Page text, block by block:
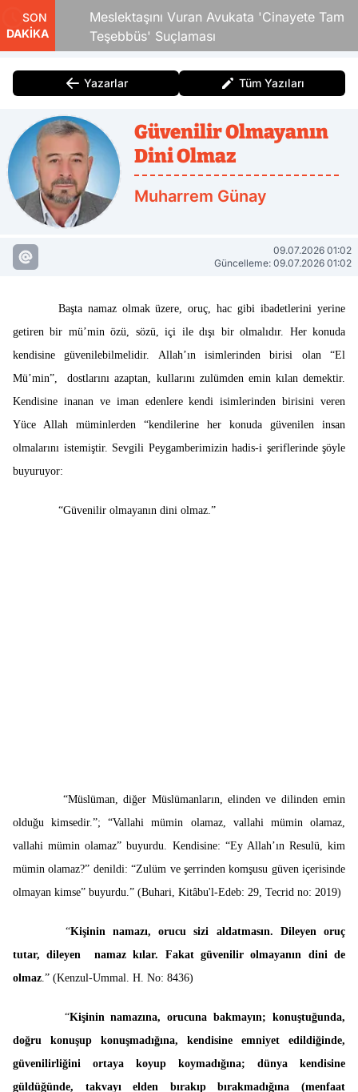
SON
DAKİKA
Meslektaşını Vuran Avukata 'Cinayete Tam
Teşebbüs' Suçlaması
Yazarlar Tüm Yazıları
Güvenilir Olmayanın
Dini Olmaz
Muharrem Günay
09.07.2026 01:02
Güncelleme: 09.07.2026 01:02
Başta namaz olmak üzere, oruç, hac gibi ibadetlerini yerine
getiren bir mü’min özü, sözü, içi ile dışı bir olmalıdır. Her konuda
kendisine güvenilebilmelidir. Allah’ın isimlerinden birisi olan “El
Mü’min”, dostlarını azaptan, kullarını zulümden emin kılan demektir.
Kendisine inanan ve iman edenlere kendi isimlerinden birisini veren
Yüce Allah müminlerden “kendilerine her konuda güvenilen insan
olmalarını istemiştir. Sevgili Peygamberimizin hadis-i şeriflerinde şöyle
buyuruyor:
“Güvenilir olmayanın dini olmaz.”
“Müslüman, diğer Müslümanların, elinden ve dilinden emin
olduğu kimsedir.”; “Vallahi mümin olamaz, vallahi mümin olamaz,
vallahi mümin olamaz” buyurdu. Kendisine: “Ey Allah’ın Resulü, kim
mümin olamaz?” denildi: “Zulüm ve şerrinden komşusu güven içerisinde
olmayan kimse” buyurdu.” (Buhari, Kitâbu'l-Edeb: 29, Tecrid no: 2019)
“Kişinin namazı, orucu sizi aldatmasın. Dileyen oruç
tutar, dileyen namaz kılar. Fakat güvenilir olmayanın dini de
olmaz.” (Kenzul-Ummal. H. No: 8436)
“Kişinin namazına, orucuna bakmayın; konuştuğunda,
doğru konuşup konuşmadığına, kendisine emniyet edildiğinde,
güvenilirliğini ortaya koyup koymadığına; dünya kendisine
güldüğünde, takvayı elden bırakıp bırakmadığına (menfaat